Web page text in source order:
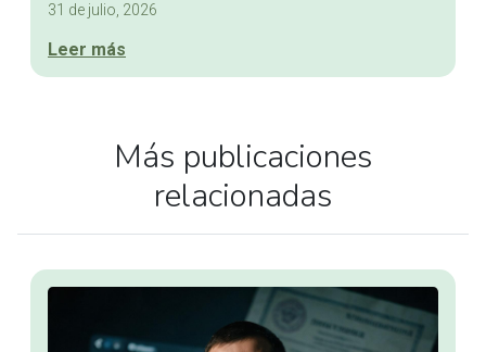
31 de julio, 2026
Leer más
Más publicaciones
relacionadas